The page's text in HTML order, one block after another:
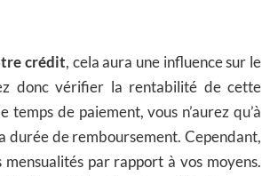
crédit, cela aura une influence sur le
donc vérifier la rentabilité de cette
de paiement, vous n’aurez qu’à
durée de remboursement. Cependant,
par rapport à vos moyens.